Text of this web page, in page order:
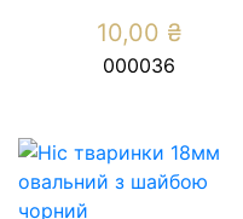
10,00 ₴
000036